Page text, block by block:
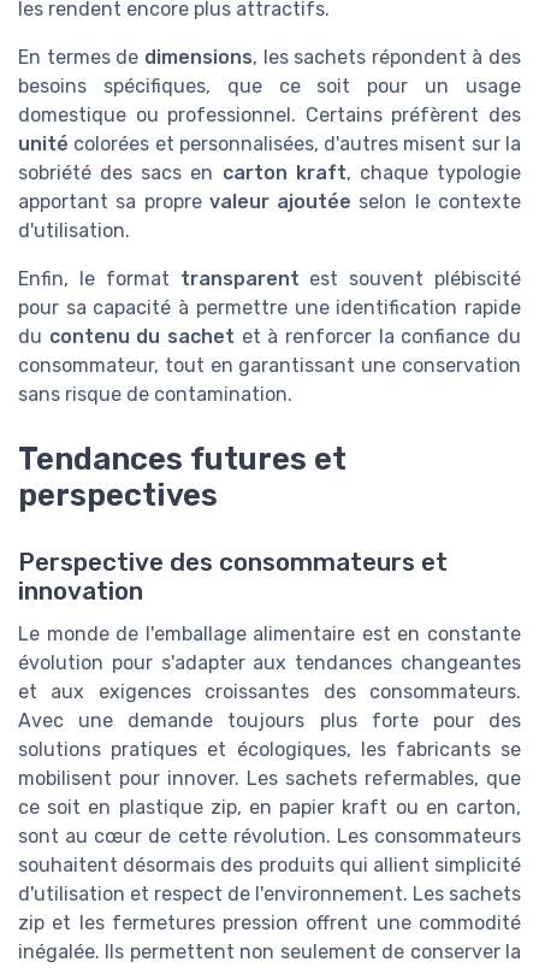
les rendent encore plus attractifs.
En termes de dimensions, les sachets répondent à des
besoins spécifiques, que ce soit pour un usage
domestique ou professionnel. Certains préfèrent des
unité colorées et personnalisées, d'autres misent sur la
sobriété des sacs en carton kraft, chaque typologie
apportant sa propre valeur ajoutée selon le contexte
d'utilisation.
Enfin, le format transparent est souvent plébiscité
pour sa capacité à permettre une identification rapide
du contenu du sachet et à renforcer la confiance du
consommateur, tout en garantissant une conservation
sans risque de contamination.
Tendances futures et
perspectives
Perspective des consommateurs et
innovation
Le monde de l'emballage alimentaire est en constante
évolution pour s'adapter aux tendances changeantes
et aux exigences croissantes des consommateurs.
Avec une demande toujours plus forte pour des
solutions pratiques et écologiques, les fabricants se
mobilisent pour innover. Les sachets refermables, que
ce soit en plastique zip, en papier kraft ou en carton,
sont au cœur de cette révolution. Les consommateurs
souhaitent désormais des produits qui allient simplicité
d'utilisation et respect de l'environnement. Les sachets
zip et les fermetures pression offrent une commodité
inégalée. Ils permettent non seulement de conserver la